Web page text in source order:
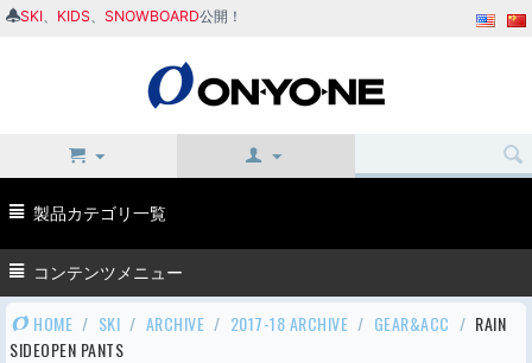
SKI KIDS SNOWBOARD公開！
製品カテゴリ一覧
コンテンツメニュー
HOME / SKI / ARCHIVE / 2017-18 ARCHIVE / GEAR&ACC / RAIN
SIDEOPEN PANTS